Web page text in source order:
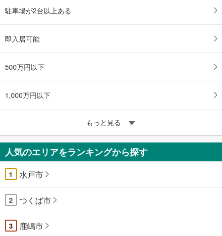
駐車場が2台以上ある
即入居可能
500万円以下
1,000万円以下
もっと見る
人気のエリアをランキングから探す
1 水戸市
2 つくば市
3 鹿嶋市